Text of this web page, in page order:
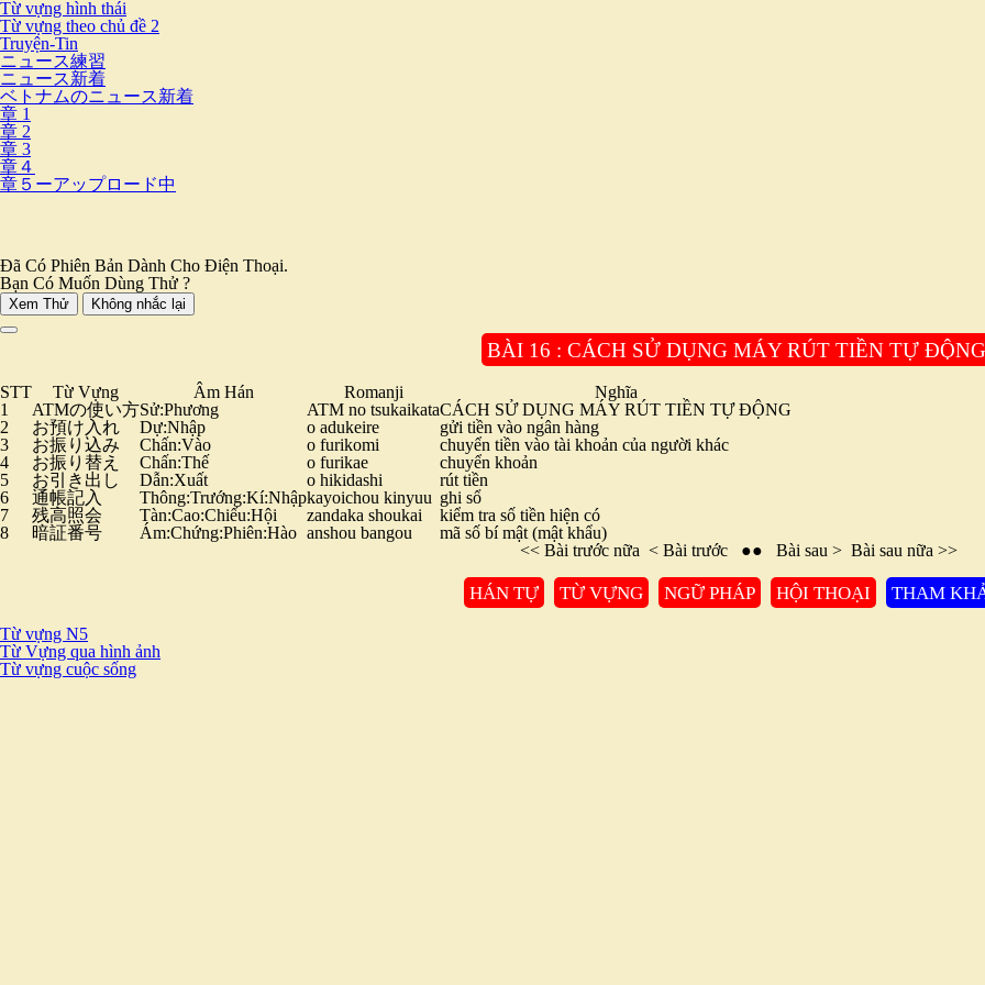
Từ vựng hình thái
Từ vựng theo chủ đề 2
Truyện-Tin
ニュース練習
ニュース新着
ベトナムのニュース新着
章 1
章 2
章 3
章４
章５ーアップロード中
Đã Có Phiên Bản Dành Cho Điện Thoại.
Bạn Có Muốn Dùng Thử ?
Xem Thử Không nhắc lại
BÀI 16 : CÁCH SỬ DỤNG MÁY RÚT TIỀN TỰ ĐỘNG
STT Từ Vựng Âm Hán Romanji
Nghĩa
1
ATMの使い方Sử:Phương ATM no tsukaikataCÁCH SỬ DỤNG MÁY RÚT TIỀN TỰ ĐỘNG
2
お預け入れ Dự:Nhập o adukeire
gửi tiền vào ngân hàng
3
お振り込み Chấn:Vào o furikomi
chuyển tiền vào tài khoản của người khác
4
お振り替え Chấn:Thế o furikae
chuyển khoản
5
お引き出し Dẫn:Xuất o hikidashi
rút tiền
6
通帳記入 Thông:Trướng:Kí:Nhậpkayoichou kinyuu ghi sổ
7
残高照会 Tàn:Cao:Chiếu:Hội zandaka shoukai
kiểm tra số tiền hiện có
8
暗証番号 Ám:Chứng:Phiên:Hào anshou bangou
mã số bí mật (mật khẩu)
<< Bài trước nữa < Bài trước ●● Bài sau > Bài sau nữa >>
HÁN TỰ TỪ VỰNG NGỮ PHÁP HỘI THOẠI THAM
Từ vựng N5
Từ Vựng qua hình ảnh
Từ vựng cuộc sống